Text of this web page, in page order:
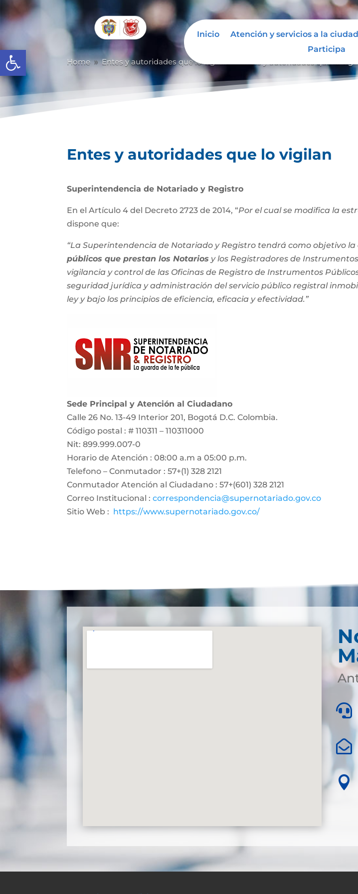
Abrir barra de herramientas
Inicio Atención y servicios a la
Participa
Home 9 Entes y autoridades que lo vigilan
Entes y autoridades que lo vigilan
Superintendencia de Notariado y Registro
En el Artículo 4 del Decreto 2723 de 2014, “Por el cual se modifica la
dispone que:
“La Superintendencia de Notariado y Registro tendrá como objetivo
públicos que prestan los Notarios y los Registradores de
vigilancia y control de las Oficinas de Registro de Instrumentos
seguridad jurídica y administración del servicio público registral
ley y bajo los principios de eficiencia, eficacia y efectividad.”
Sede Principal y Atención al Ciudadano
Calle 26 No. 13-49 Interior 201, Bogotá D.C. Colombia.
Código postal : # 110311 – 110311000
Nit: 899.999.007-0
Horario de Atención : 08:00 a.m a 05:00 p.m.
Telefono – Conmutador : 57+(1) 328 2121
Conmutador Atención al Ciudadano : 57+(601) 328 2121
Correo Institucional : correspondencia@supernotariado.gov.co
Sitio Web : https://www.supernotariado.gov.co/


